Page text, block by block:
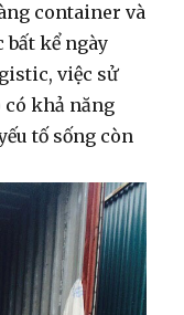
container và
bất kể ngày
việc sử
có khả năng
tố sống còn